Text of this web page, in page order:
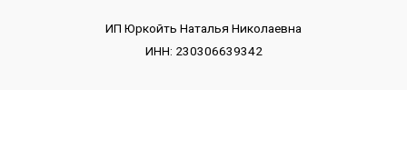
ИП Юркойть Наталья Николаевна
ИНН: 230306639342